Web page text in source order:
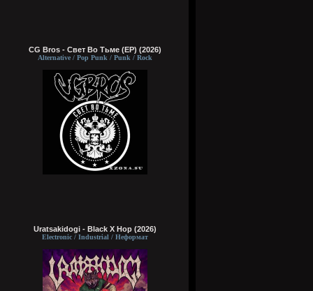
CG Bros - Свет Во Тьме (EP) (2026)
Alternative / Pop Punk / Punk / Rock
Uratsakidogi - Black X Hop (2026)
Electronic / Industrial / Неформат